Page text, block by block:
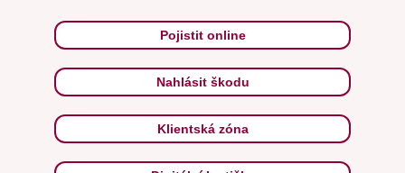
Pojistit online
Nahlásit škodu
Klientská zóna